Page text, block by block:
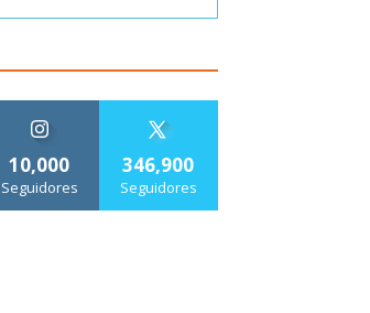
10,000
Seguidores
346,900
Seguidores